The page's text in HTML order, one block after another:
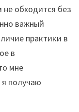
обходится без
важный
практики в
в
мне
я получаю